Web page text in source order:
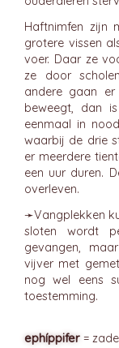
Haftnimfen zijn
grotere vissen
voer. Daar ze
ze door
andere gaan
beweegt, dan
eenmaal in
waarbij de drie
er meerdere
een uur duren.
overleven.
➛Vangplekken
sloten wordt
gevangen,
vijver met
nog wel eens
toestemming.
ephíppifer =